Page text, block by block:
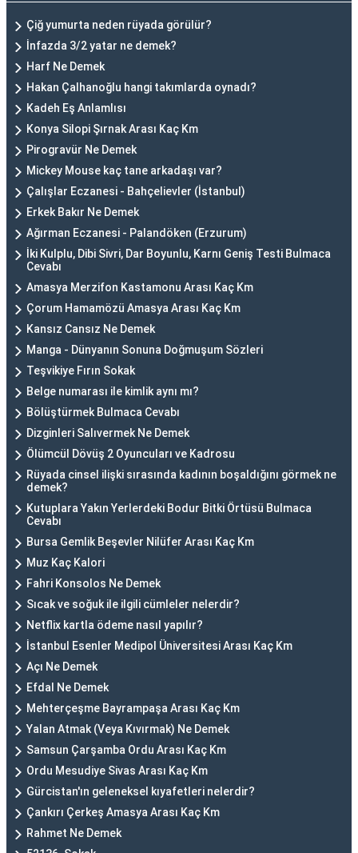
Çiğ yumurta neden rüyada görülür?
İnfazda 3/2 yatar ne demek?
Harf Ne Demek
Hakan Çalhanoğlu hangi takımlarda oynadı?
Kadeh Eş Anlamlısı
Konya Silopi Şırnak Arası Kaç Km
Pirogravür Ne Demek
Mickey Mouse kaç tane arkadaşı var?
Çalışlar Eczanesi - Bahçelievler (İstanbul)
Erkek Bakır Ne Demek
Ağırman Eczanesi - Palandöken (Erzurum)
İki Kulplu, Dibi Sivri, Dar Boyunlu, Karnı Geniş Testi Bulmaca
Cevabı
Amasya Merzifon Kastamonu Arası Kaç Km
Çorum Hamamözü Amasya Arası Kaç Km
Kansız Cansız Ne Demek
Manga - Dünyanın Sonuna Doğmuşum Sözleri
Teşvikiye Fırın Sokak
Belge numarası ile kimlik aynı mı?
Bölüştürmek Bulmaca Cevabı
Dizginleri Salıvermek Ne Demek
Ölümcül Dövüş 2 Oyuncuları ve Kadrosu
Rüyada cinsel ilişki sırasında kadının boşaldığını görmek ne
demek?
Kutuplara Yakın Yerlerdeki Bodur Bitki Örtüsü Bulmaca
Cevabı
Bursa Gemlik Beşevler Nilüfer Arası Kaç Km
Muz Kaç Kalori
Fahri Konsolos Ne Demek
Sıcak ve soğuk ile ilgili cümleler nelerdir?
Netflix kartla ödeme nasıl yapılır?
İstanbul Esenler Medipol Üniversitesi Arası Kaç Km
Açı Ne Demek
Efdal Ne Demek
Mehterçeşme Bayrampaşa Arası Kaç Km
Yalan Atmak (Veya Kıvırmak) Ne Demek
Samsun Çarşamba Ordu Arası Kaç Km
Ordu Mesudiye Sivas Arası Kaç Km
Gürcistan'ın geleneksel kıyafetleri nelerdir?
Çankırı Çerkeş Amasya Arası Kaç Km
Rahmet Ne Demek